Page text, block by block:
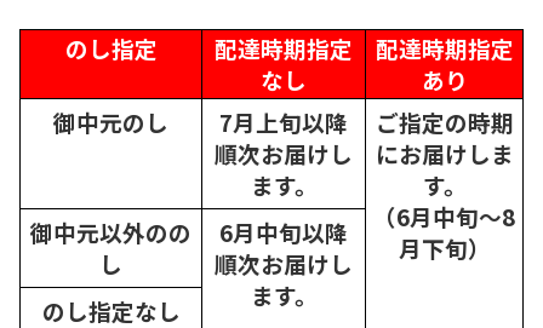
のし指定
配達時期指定
なし
配達時期指定
あり
御中元のし
7月上旬以降
順次お届けし
ます。
ご指定の時期
にお届けしま
す。
（6月中旬～8
月下旬）
御中元以外のの
し
6月中旬以降
順次お届けし
ます。
のし指定なし